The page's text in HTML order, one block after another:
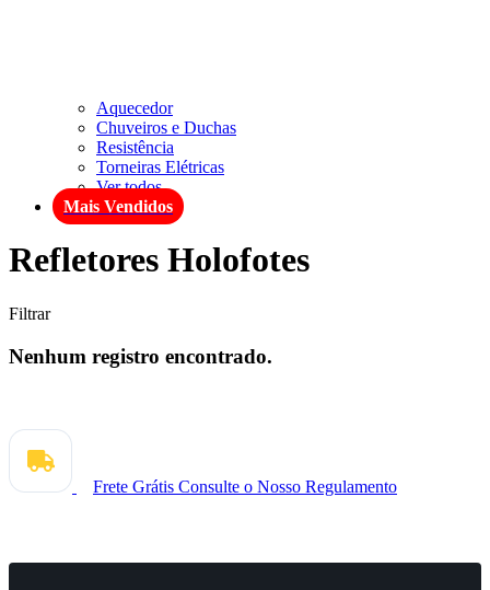
Aquecedor
Chuveiros e Duchas
Resistência
Torneiras Elétricas
Ver todos
Mais Vendidos
Refletores Holofotes
Filtrar
Nenhum registro encontrado.
Frete Grátis Consulte o Nosso Regulamento